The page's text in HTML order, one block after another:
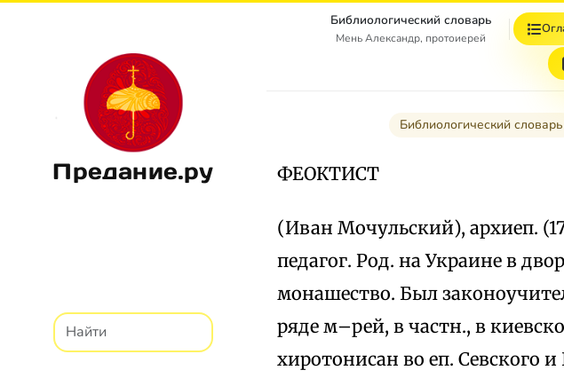
Предание.ру
Библиологический словарь
Мень Александр, протоиерей
Библиологический словарь
ФЕОКТИСТ
(Иван Мочульский), архиеп.
педагог. Род. на Украине в
монашество. Был
ряде м–рей, в частн., в
хиротонисан во еп. Севского